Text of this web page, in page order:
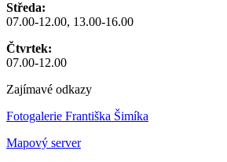
Středa:
07.00-12.00, 13.00-16.00
Čtvrtek:
07.00-12.00
Zajímavé odkazy
Fotogalerie Františka Šimíka
Mapový server